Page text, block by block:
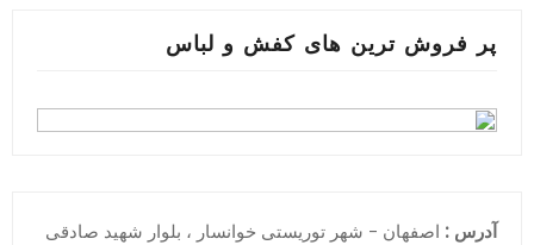
پر فروش ترین های کفش و لباس
آدرس : اصفهان - شهر توریستی خوانسار ، بلوار شهید صادقی